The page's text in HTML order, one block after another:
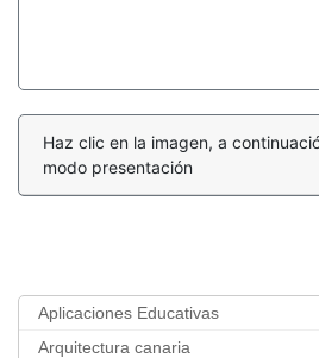
Haz clic en la imagen, a
modo presentación
Aplicaciones Educativas
Arquitectura canaria